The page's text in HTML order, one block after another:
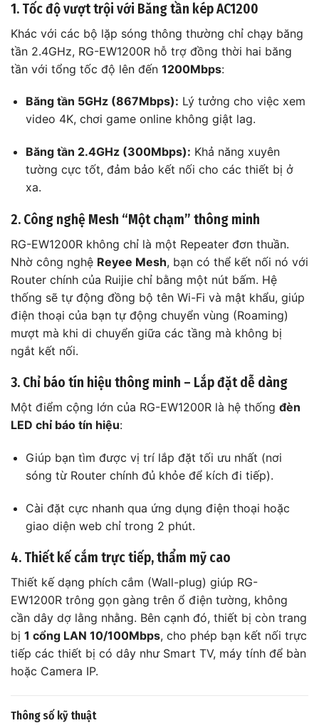
1. Tốc độ vượt trội với Băng tần kép AC1200
Khác với các bộ lặp sóng thông thường chỉ chạy băng
tần 2.4GHz, RG-EW1200R hỗ trợ đồng thời hai băng
tần với tổng tốc độ lên đến 1200Mbps:
Băng tần 5GHz (867Mbps): Lý tưởng cho việc xem
video 4K, chơi game online không giật lag.
Băng tần 2.4GHz (300Mbps): Khả năng xuyên
tường cực tốt, đảm bảo kết nối cho các thiết bị ở
xa.
2. Công nghệ Mesh “Một chạm” thông minh
RG-EW1200R không chỉ là một Repeater đơn thuần.
Nhờ công nghệ Reyee Mesh, bạn có thể kết nối nó với
Router chính của Ruijie chỉ bằng một nút bấm. Hệ
thống sẽ tự động đồng bộ tên Wi-Fi và mật khẩu, giúp
điện thoại của bạn tự động chuyển vùng (Roaming)
mượt mà khi di chuyển giữa các tầng mà không bị
ngắt kết nối.
3. Chỉ báo tín hiệu thông minh – Lắp đặt dễ dàng
Một điểm cộng lớn của RG-EW1200R là hệ thống đèn
LED chỉ báo tín hiệu:
Giúp bạn tìm được vị trí lắp đặt tối ưu nhất (nơi
sóng từ Router chính đủ khỏe để kích đi tiếp).
Cài đặt cực nhanh qua ứng dụng điện thoại hoặc
giao diện web chỉ trong 2 phút.
4. Thiết kế cắm trực tiếp, thẩm mỹ cao
Thiết kế dạng phích cắm (Wall-plug) giúp RG-
EW1200R trông gọn gàng trên ổ điện tường, không
cần dây dợ lằng nhằng. Bên cạnh đó, thiết bị còn trang
bị 1 cổng LAN 10/100Mbps, cho phép bạn kết nối trực
tiếp các thiết bị có dây như Smart TV, máy tính để bàn
hoặc Camera IP.
Thông số kỹ thuật